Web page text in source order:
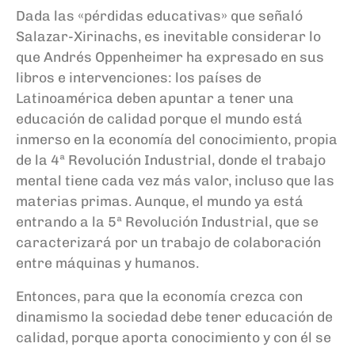
Dada las «pérdidas educativas» que señaló
Salazar-Xirinachs, es inevitable considerar lo
que Andrés Oppenheimer ha expresado en sus
libros e intervenciones: los países de
Latinoamérica deben apuntar a tener una
educación de calidad porque el mundo está
inmerso en la economía del conocimiento, propia
de la 4ª Revolución Industrial, donde el trabajo
mental tiene cada vez más valor, incluso que las
materias primas. Aunque, el mundo ya está
entrando a la 5ª Revolución Industrial, que se
caracterizará por un trabajo de colaboración
entre máquinas y humanos.
Entonces, para que la economía crezca con
dinamismo la sociedad debe tener educación de
calidad, porque aporta conocimiento y con él se